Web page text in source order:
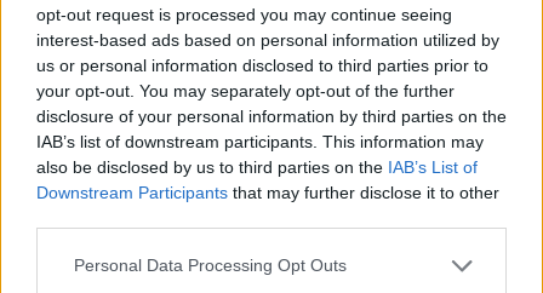
opt-out request is processed you may continue seeing
interest-based ads based on personal information utilized by
us or personal information disclosed to third parties prior to
your opt-out. You may separately opt-out of the further
disclosure of your personal information by third parties on the
IAB’s list of downstream participants. This information may
also be disclosed by us to third parties on the IAB’s List of
Downstream Participants that may further disclose it to other
Personal Data Processing Opt Outs